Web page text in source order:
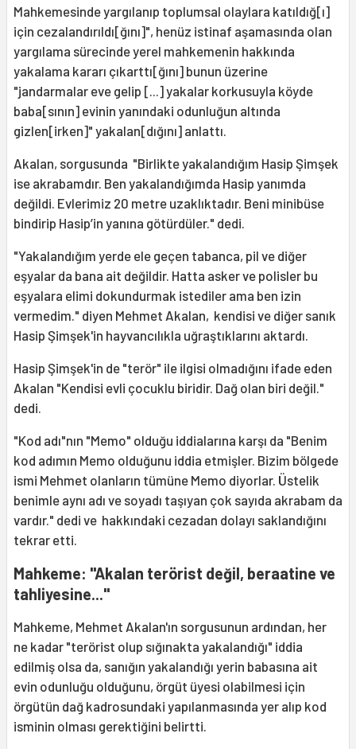
Mahkemesinde yargılanıp toplumsal olaylara katıldığ[ı]
için cezalandırıldı[ğını]", henüz istinaf aşamasında olan
yargılama sürecinde yerel mahkemenin hakkında
yakalama kararı çıkarttı[ğını] bunun üzerine
"jandarmalar eve gelip [...] yakalar korkusuyla köyde
baba[sının] evinin yanındaki odunluğun altında
gizlen[irken]" yakalan[dığını] anlattı.
Akalan, sorgusunda "Birlikte yakalandığım Hasip Şimşek
ise akrabamdır. Ben yakalandığımda Hasip yanımda
değildi. Evlerimiz 20 metre uzaklıktadır. Beni minibüse
bindirip Hasip’in yanına götürdüler." dedi.
"Yakalandığım yerde ele geçen tabanca, pil ve diğer
eşyalar da bana ait değildir. Hatta asker ve polisler bu
eşyalara elimi dokundurmak istediler ama ben izin
vermedim." diyen Mehmet Akalan, kendisi ve diğer sanık
Hasip Şimşek'in hayvancılıkla uğraştıklarını aktardı.
Hasip Şimşek'in de "terör" ile ilgisi olmadığını ifade eden
Akalan "Kendisi evli çocuklu biridir. Dağ olan biri değil."
dedi.
"Kod adı"nın "Memo" olduğu iddialarına karşı da "Benim
kod adımın Memo olduğunu iddia etmişler. Bizim bölgede
ismi Mehmet olanların tümüne Memo diyorlar. Üstelik
benimle aynı adı ve soyadı taşıyan çok sayıda akrabam da
vardır." dedi ve hakkındaki cezadan dolayı saklandığını
tekrar etti.
Mahkeme: "Akalan terörist değil, beraatine ve
tahliyesine..."
Mahkeme, Mehmet Akalan'ın sorgusunun ardından, her
ne kadar "terörist olup sığınakta yakalandığı" iddia
edilmiş olsa da, sanığın yakalandığı yerin babasına ait
evin odunluğu olduğunu, örgüt üyesi olabilmesi için
örgütün dağ kadrosundaki yapılanmasında yer alıp kod
isminin olması gerektiğini belirtti.